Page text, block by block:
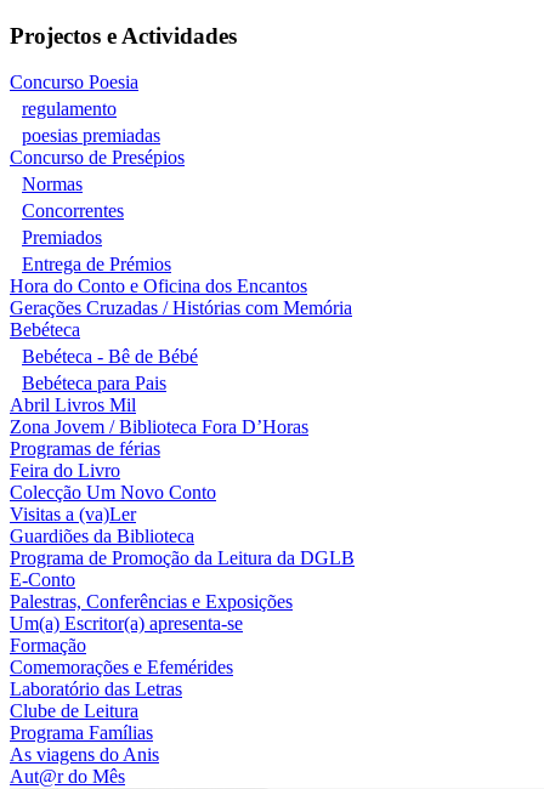
Projectos e Actividades
Concurso Poesia
regulamento
poesias premiadas
Concurso de Presépios
Normas
Concorrentes
Premiados
Entrega de Prémios
Hora do Conto e Oficina dos Encantos
Gerações Cruzadas / Histórias com Memória
Bebéteca
Bebéteca - Bê de Bébé
Bebéteca para Pais
Abril Livros Mil
Zona Jovem / Biblioteca Fora D’Horas
Programas de férias
Feira do Livro
Colecção Um Novo Conto
Visitas a (va)Ler
Guardiões da Biblioteca
Programa de Promoção da Leitura da DGLB
E-Conto
Palestras, Conferências e Exposições
Um(a) Escritor(a) apresenta-se
Formação
Comemorações e Efemérides
Laboratório das Letras
Clube de Leitura
Programa Famílias
As viagens do Anis
Aut@r do Mês